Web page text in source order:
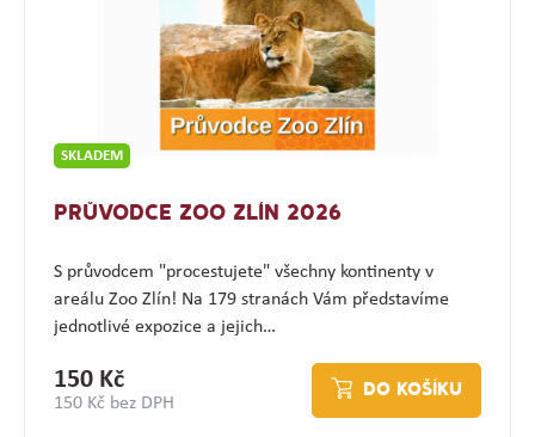
SKLADEM
PRŮVODCE ZOO ZLÍN 2026
S průvodcem "procestujete" všechny kontinenty v
areálu Zoo Zlín! Na 179 stranách Vám představíme
jednotlivé expozice a jejich…
150 Kč
150 Kč bez DPH
DO KOŠÍKU